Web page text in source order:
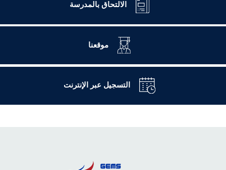
الالتحاق بالمدرسة
موقعنا
التسجيل عبر الإنترنت